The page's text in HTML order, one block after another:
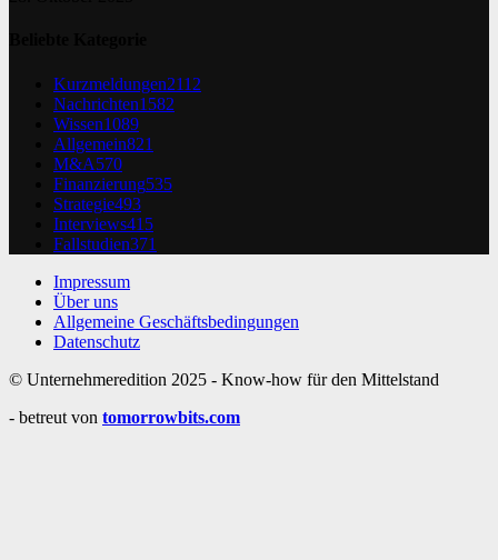
Kurzmeldungen2112
Nachrichten1582
Wissen1089
Allgemein821
M&A570
Finanzierung535
Strategie493
Interviews415
Fallstudien371
Impressum
Über uns
Allgemeine Geschäftsbedingungen
Datenschutz
© Unternehmeredition 2025 - Know-how für den Mittelstand
- betreut von tomorrowbits.com